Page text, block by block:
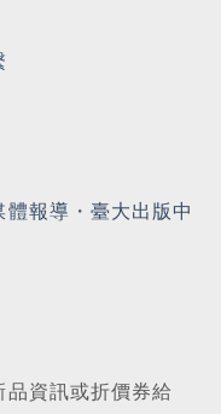
體報導 ・ 臺大出版中
資訊或折價券給